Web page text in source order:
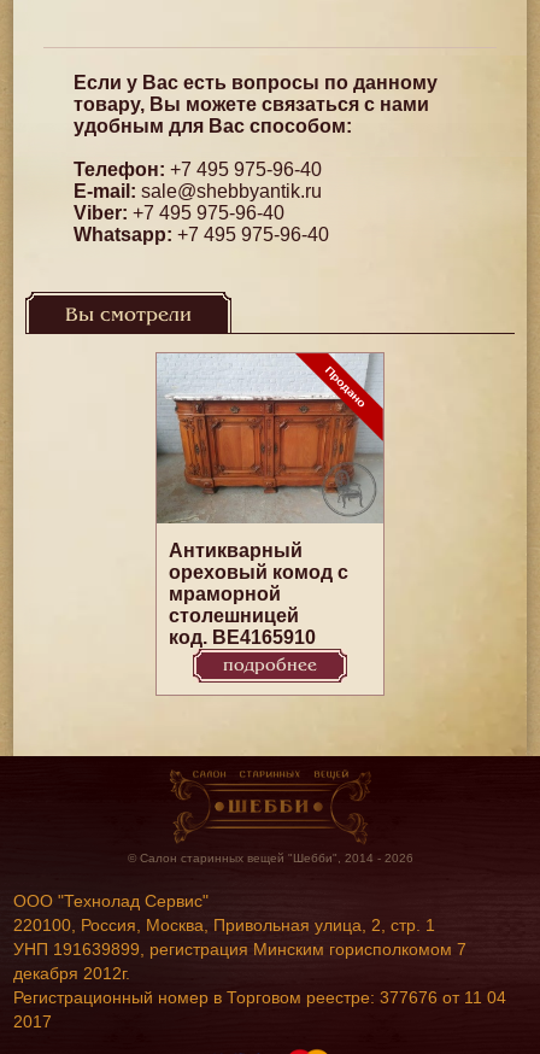
Если у Вас есть вопросы по данному
товару, Вы можете связаться с нами
удобным для Вас способом:
Телефон: +7 495 975-96-40
E-mail: sale@shebbyantik.ru
Viber: +7 495 975-96-40
Whatsapp: +7 495 975-96-40
Вы смотрели
Антикварный
ореховый комод с
мраморной
столешницей
код. BE4165910
подробнее
© Салон старинных вещей "Шебби", 2014 - 2026
ООО "Технолад Сервис"
220100, Россия, Москва, Привольная улица, 2, стр. 1
УНП 191639899, регистрация Минским горисполкомом 7
декабря 2012г.
Регистрационный номер в Торговом реестре: 377676 от 11 04
2017